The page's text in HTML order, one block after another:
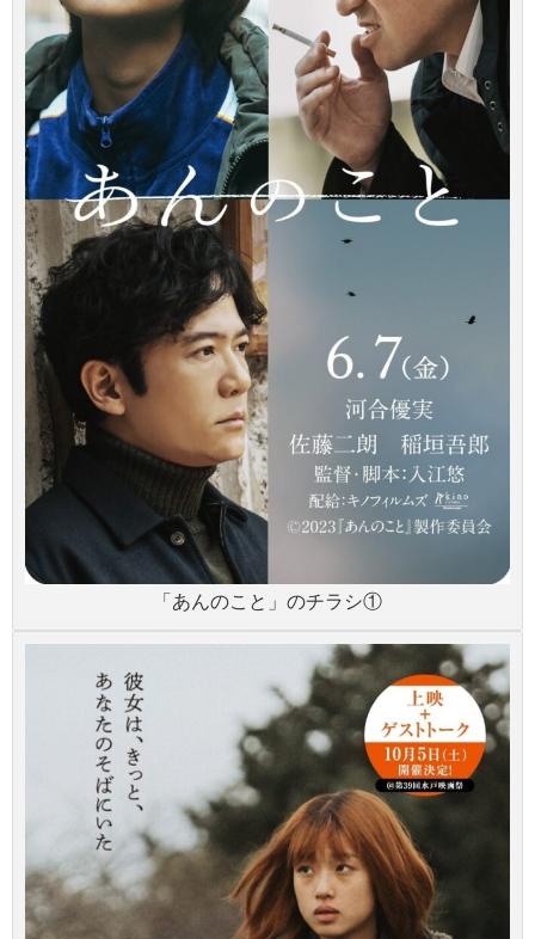
「あんのこと」のチラシ①